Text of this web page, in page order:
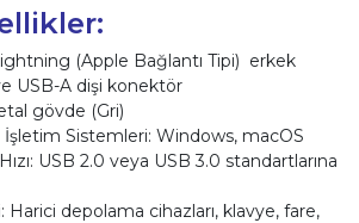
(Apple Bağlantı Tipi) erkek
USB-A dişi konektör
gövde (Gri)
Sistemleri: Windows, macOS
USB 2.0 veya USB 3.0 standartlarına
Harici depolama cihazları, klavye, fare,